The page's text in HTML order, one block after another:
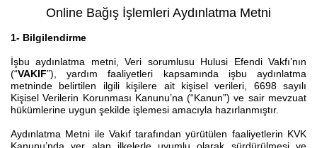
Online Bağış İşlemleri Aydınlatma Metni
1- Bilgilendirme
İşbu aydınlatma metni, Veri sorumlusu Hulusi Efendi Vakfı’nın
(“VAKIF”), yardım faaliyetleri kapsamında işbu aydınlatma
metninde belirtilen ilgili kişilere ait kişisel verileri, 6698 sayılı
Kişisel Verilerin Korunması Kanunu’na (“Kanun”) ve sair mevzuat
hükümlerine uygun şekilde işlemesi amacıyla hazırlanmıştır.
Aydınlatma Metni ile Vakıf tarafından yürütülen faaliyetlerin KVK